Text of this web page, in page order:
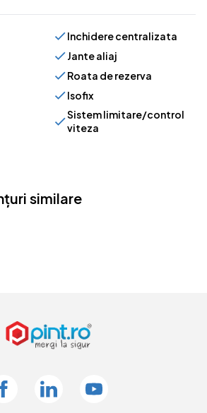
Inchidere centralizata
Jante aliaj
Roata de rezerva
Isofix
Sistem limitare/control
viteza
similare
FacebookLinkedin Youtube